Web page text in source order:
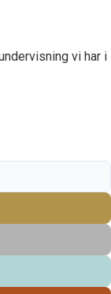
vi har i